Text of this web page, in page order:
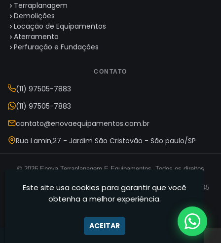
Terraplanagem
Demolições
Locação de Equipamentos
Aterramento
Perfuração e Fundações
CONTATO
(11) 97505-7883
(11) 97505-7883
contato@enovaequipamentos.com.br
Rua Lamin,27 - Jardim São Cristovão - São paulo/SP
© 2026 Enova Terraplanagem E Equipamentos. Todos os direitos
Enova Terraplanagem E Equipamentos — CNPJ 35.165.631/0001-45
Termos de Uso·Política de Privacidade·Mapa do Site
Este site usa cookies para garantir que você
obtenha a melhor experiência.
ACEITAR